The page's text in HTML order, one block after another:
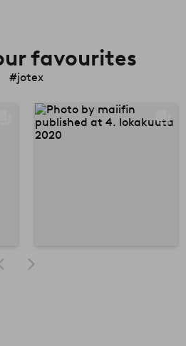
favourites
#jotex